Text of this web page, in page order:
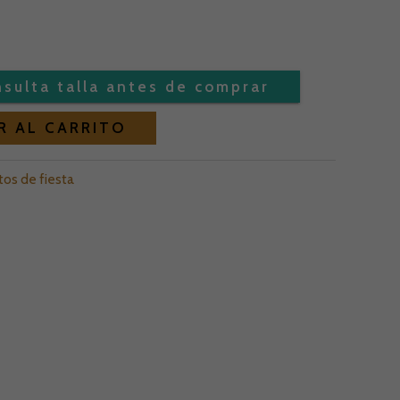
AL CARRITO
de fiesta